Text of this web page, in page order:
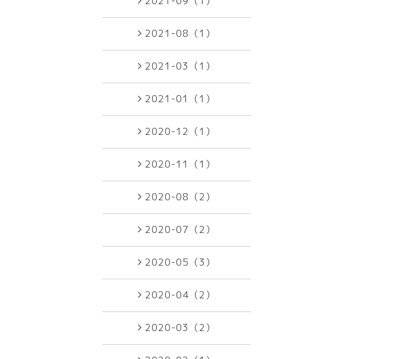
2021-08（1）
2021-03（1）
2021-01（1）
2020-12（1）
2020-11（1）
2020-08（2）
2020-07（2）
2020-05（3）
2020-04（2）
2020-03（2）